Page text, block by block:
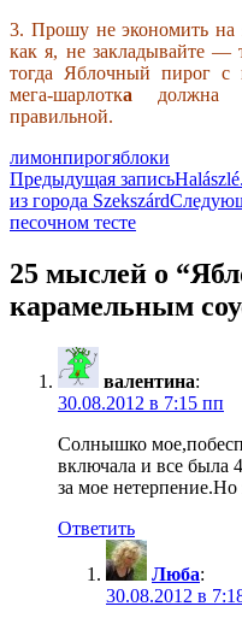
3. Прошу не экономить на
как я, не закладывайте —
тогда Яблочный пирог c
мега-шарлотка должна
правильной.
лимонпирогяблоки
Навигация
по
Предыдущая запись
из города Szekszárd
песочном тесте
25 мыслей о
карамельным
валентина:
30.08.2012 в 7:15 пп
Солнышко
включала и все была
за мое
Ответить
Люба:
30.08.2012 в